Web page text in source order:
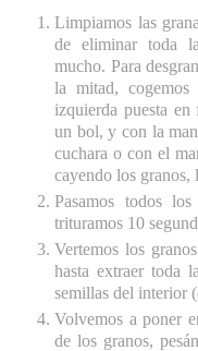
Limpiamos las
de eliminar toda
mucho. Para
la mitad,
izquierda puesta
un bol, y con la
cuchara o con el
cayendo los
Pasamos todos
trituramos 10
Vertemos los
hasta extraer toda
semillas del interior
Volvemos a poner
de los granos,